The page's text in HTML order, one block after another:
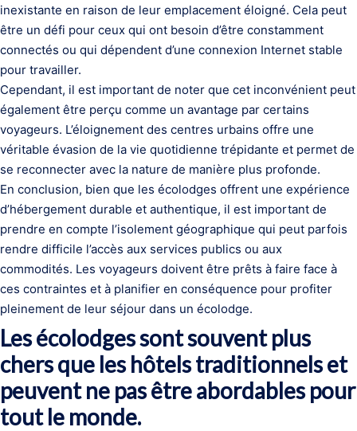
inexistante en raison de leur emplacement éloigné. Cela peut
être un défi pour ceux qui ont besoin d’être constamment
connectés ou qui dépendent d’une connexion Internet stable
pour travailler.
Cependant, il est important de noter que cet inconvénient peut
également être perçu comme un avantage par certains
voyageurs. L’éloignement des centres urbains offre une
véritable évasion de la vie quotidienne trépidante et permet de
se reconnecter avec la nature de manière plus profonde.
En conclusion, bien que les écolodges offrent une expérience
d’hébergement durable et authentique, il est important de
prendre en compte l’isolement géographique qui peut parfois
rendre difficile l’accès aux services publics ou aux
commodités. Les voyageurs doivent être prêts à faire face à
ces contraintes et à planifier en conséquence pour profiter
pleinement de leur séjour dans un écolodge.
Les écolodges sont souvent plus
chers que les hôtels traditionnels et
peuvent ne pas être abordables pour
tout le monde.